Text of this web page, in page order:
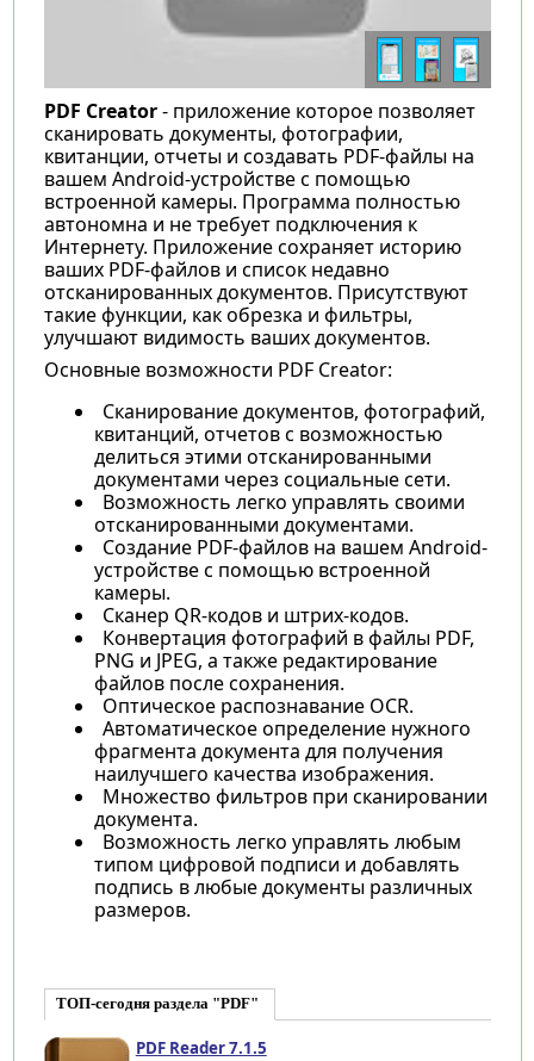
PDF Creator- приложение которое позволяет
сканировать документы, фотографии,
квитанции, отчеты и создавать PDF-файлы на
вашем Android-устройстве с помощью
встроенной камеры. Программа полностью
автономна и не требует подключения к
Интернету. Приложение сохраняет историю
ваших PDF-файлов и список недавно
отсканированных документов. Присутствуют
такие функции, как обрезка и фильтры,
улучшают видимость ваших документов.
Основные возможности PDF Creator:
Сканирование документов, фотографий,
квитанций, отчетов с возможностью
делиться этими отсканированными
документами через социальные сети.
Возможность легко управлять своими
отсканированными документами.
Создание PDF-файлов на вашем Android-
устройстве с помощью встроенной
камеры.
Сканер QR-кодов и штрих-кодов.
Конвертация фотографий в файлы PDF,
PNG и JPEG, а также редактирование
файлов после сохранения.
Оптическое распознавание OCR.
Автоматическое определение нужного
фрагмента документа для получения
наилучшего качества изображения.
Множество фильтров при сканировании
документа.
Возможность легко управлять любым
типом цифровой подписи и добавлять
подпись в любые документы различных
размеров.
ТОП-сегодня раздела "PDF"
PDF Reader 7.1.5